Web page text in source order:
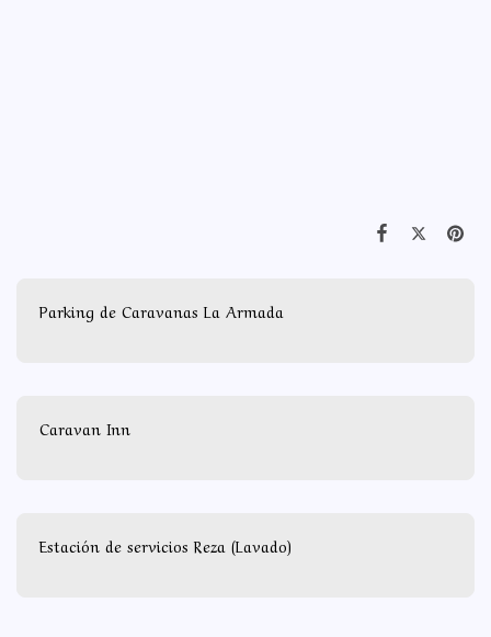
Parking de Caravanas La Armada
Caravan Inn
Estación de servicios Reza (Lavado)